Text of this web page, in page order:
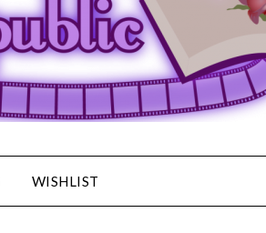
WISHLIST